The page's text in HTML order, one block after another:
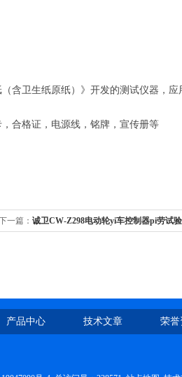
含卫生纸原纸）》开发的测试仪器，应
合格证，电源线，铭牌，宣传册等
一篇： 诚卫CW-Z298电动轮yi车控制器pi劳试
产品中心 技术文章 荣誉